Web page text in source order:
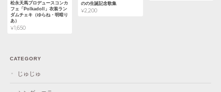
松永天馬プロデュースコンカ
フェ「Polkadoll」衣装ラン
ダムチェキ（ゆらね・明暗り
あ）
¥1,650
のの生誕記念歌集
¥2,200
CATEGORY
じゅじゅ